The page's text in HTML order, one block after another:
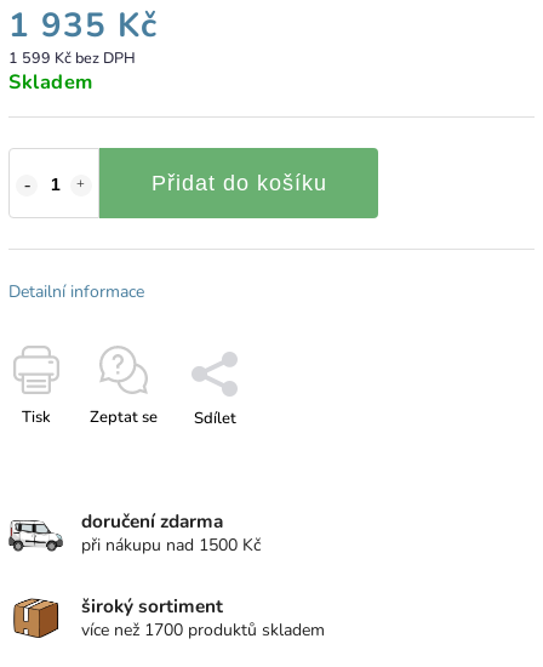
1 935 Kč
1 599 Kč bez DPH
Skladem
Přidat do košíku
Detailní informace
Tisk Zeptat se Sdílet
doručení zdarma
při nákupu nad 1500 Kč
široký sortiment
více než 1700 produktů skladem